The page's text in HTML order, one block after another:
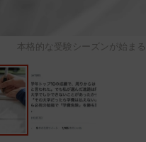
本格的な受験シーズンが始ま